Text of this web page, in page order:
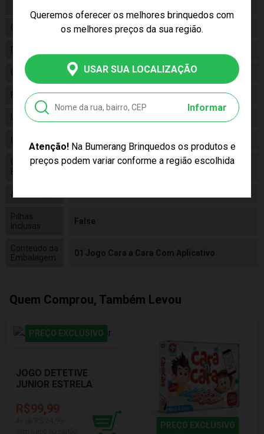
Queremos oferecer os melhores brinquedos com
os melhores preços da sua região.
USAR SUA LOCALIZAÇÃO
Informar
Atenção!Na Bumerang Brinquedos os produtos e
preços podem variar conforme a região escolhida
Gênero Unissex
Personagem
Categoria N/a
Fabricante ESTRELA
Linha
Código
Código de
Barras
7896027524031
Alimentação
Pilhas
Inclusas
False
Conteúdo da
Embalagem
01 Jogo Cara a Cara Com Aplicativo
Quem Comprou, Também Levou
PREÇO EXCLUSIVO
JOGO DETETIVE
JUNIOR ESTRELA
R$99,99
PREÇO EXCLUSIVO